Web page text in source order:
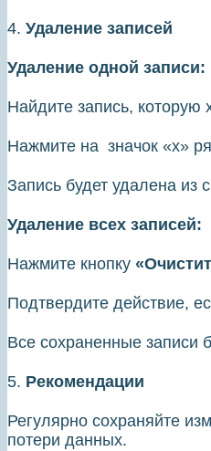
4. Удаление записей
Удаление одной записи:
Найдите запись, которую
Нажмите на значок «х»
Запись будет удалена из
Удаление всех записей:
Нажмите кнопку
Подтвердите действие,
Все сохраненные записи
5. Рекомендации
Регулярно сохраняйте
потери данных.